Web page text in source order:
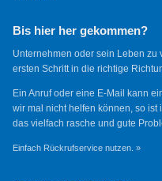
Bis hier her gekommen?
Unternehmen oder sein Leben zu
ersten Schritt in die richtige
Ein Anruf oder eine E-Mail kann
wir mal nicht helfen können, so ist
das vielfach rasche und gute
Einfach Rückrufservice nutzen. »